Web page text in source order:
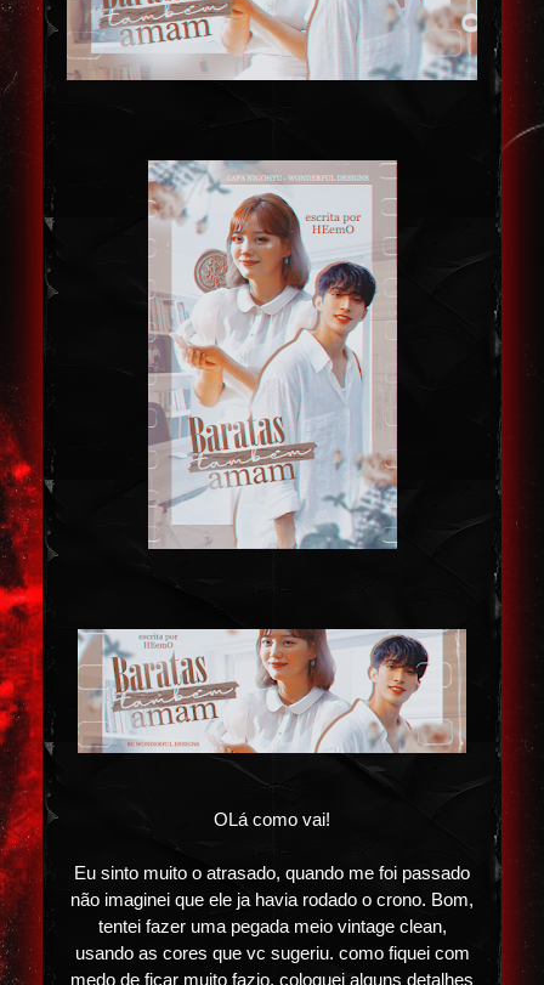
OLá como vai!
Eu sinto muito o atrasado, quando me foi passado
não imaginei que ele ja havia rodado o crono. Bom,
tentei fazer uma pegada meio vintage clean,
usando as cores que vc sugeriu. como fiquei com
medo de ficar muito fazio, coloquei alguns detalhes